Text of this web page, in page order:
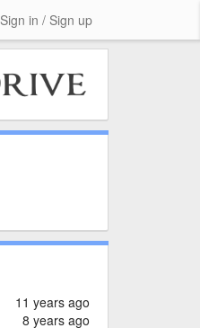
Sign in / Sign up
11 years ago
8 years ago